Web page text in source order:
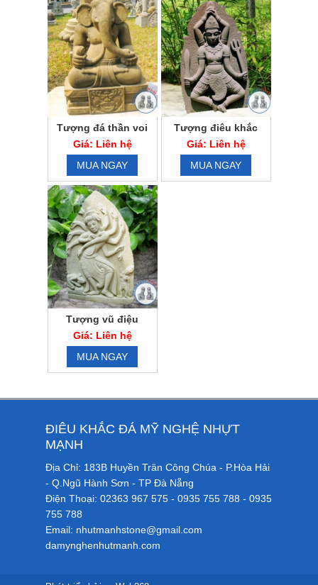
Tượng đá thần voi
Ganesha
Giá: Liên hệ
MUA NGAY
Tượng điêu khắc
Vũ điệu Siva
Giá: Liên hệ
MUA NGAY
Tượng vũ điệu
chămpa
Giá: Liên hệ
MUA NGAY
ĐIÊU KHẮC ĐÁ MỸ NGHỆ NHỰT
MẠNH
Địa Chỉ: 183B Huyền Trân Công Chúa - P.Hòa Hải
- Q.Ngũ Hành Sơn - TP Đà Nẵng
Điện Thoại: 02363 967 575 - 0935 755 788 - 0935
755 788
Email: nhutmanhstone@gmail.com
damynghenhutmanh.com